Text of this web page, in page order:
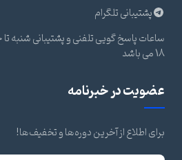
پشتیبانی تلگرام
18 می باشد
عضویت در خبرنامه
برای اطلاع از آخرین دوره‌ها و تخفیف‌ها!